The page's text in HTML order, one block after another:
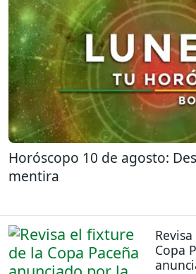
Horóscopo 10 de agosto:
mentira
Copa